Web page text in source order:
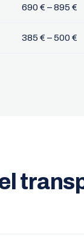
690 € – 895 €
385 € – 500 €